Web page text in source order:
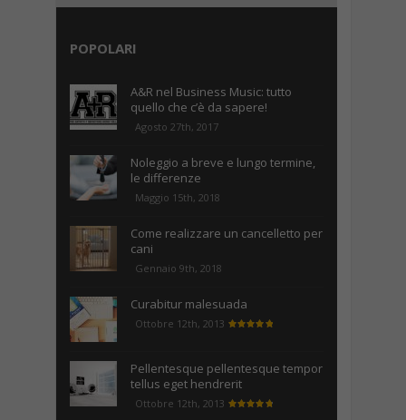
POPOLARI
A&R nel Business Music: tutto
quello che c’è da sapere!
Agosto 27th, 2017
Noleggio a breve e lungo termine,
le differenze
Maggio 15th, 2018
Come realizzare un cancelletto per
cani
Gennaio 9th, 2018
Curabitur malesuada
Ottobre 12th, 2013
Pellentesque pellentesque tempor
tellus eget hendrerit
Ottobre 12th, 2013